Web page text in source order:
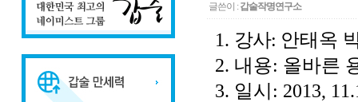
글쓴이 : 갑술작명연구소
1. 강사: 안태옥
2. 내용: 올바른
3. 일시 : 2013,